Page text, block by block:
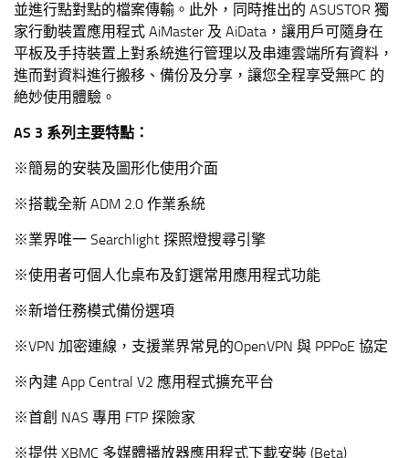
並進行點對點的檔案傳輸。此外，同時推出的 ASUSTOR 獨
家行動裝置應用程式 AiMaster 及 AiData，讓用戶可隨身在
平板及手持裝置上對系統進行管理以及串連雲端所有資料，
進而對資料進行搬移、備份及分享，讓您全程享受無PC 的
絶妙使用體驗。
AS 3 系列主要特點：
※簡易的安裝及圖形化使用介面
※搭載全新 ADM 2.0 作業系統
※業界唯一 Searchlight 探照燈搜尋引擎
※使用者可個人化桌布及釘選常用應用程式功能
※新增任務模式備份選項
※VPN 加密連線，支援業界常見的OpenVPN 與 PPPoE 協定
※內建 App Central V2 應用程式擴充平台
※首創 NAS 專用 FTP 探險家
※提供 XBMC 多媒體播放器應用程式下載安裝 (Beta)